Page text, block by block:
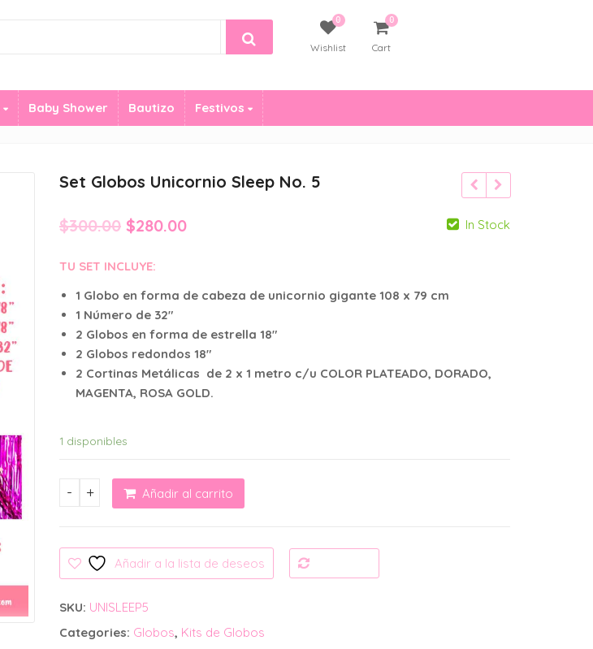
0
Wishlist
0
Cart
Baby Shower Bautizo Festivos
Set Globos Unicornio Sleep No. 5
$300.00 Original
was:
$300.00.
$280.00Current
$280.00.
In Stock
TU SET INCLUYE:
1 Globo en forma de cabeza de unicornio gigante 108 x 79 cm
1 Número de 32″
2 Globos en forma de estrella 18″
2 Globos redondos 18″
2 Cortinas Metálicas de 2 x 1 metro c/u COLOR PLATEADO, DORADO,
MAGENTA, ROSA GOLD.
1 disponibles
Set Globos Unicornio Sleep No. 5 cantidad
Añadir al carrito
Añadir a la lista de deseos
SKU: UNISLEEP5
Categories: Globos, Kits de Globos